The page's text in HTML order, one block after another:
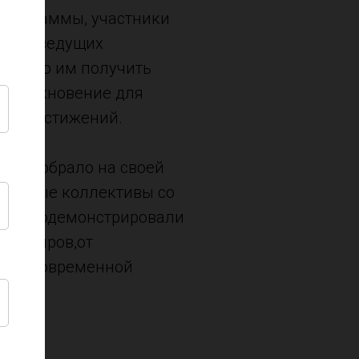
участники
от ведущих
им получить
вдохновение для
достижений.
собрало на своей
коллективы со
продемонстрировали
и жанров,от
до современной